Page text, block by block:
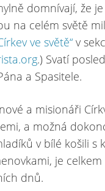
domnívají, že
na celém světě
ve světě“ v
.) Svatí
a Spasitele.
a misionáři
a možná
v bílé košili s
je
dnů.